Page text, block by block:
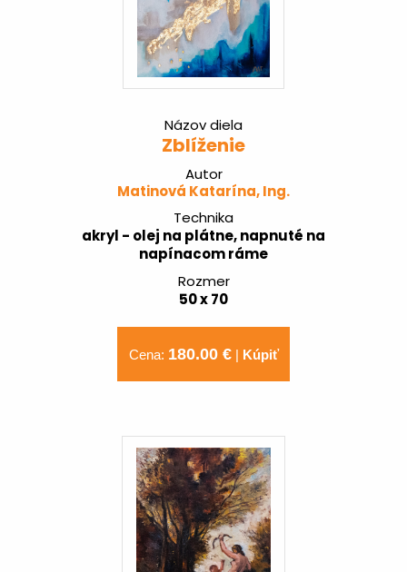
Názov diela
Zblíženie
Autor
Matinová Katarína, Ing.
Technika
akryl - olej na plátne, napnuté na
napínacom ráme
Rozmer
50 x 70
Cena: 180.00 €| Kúpiť